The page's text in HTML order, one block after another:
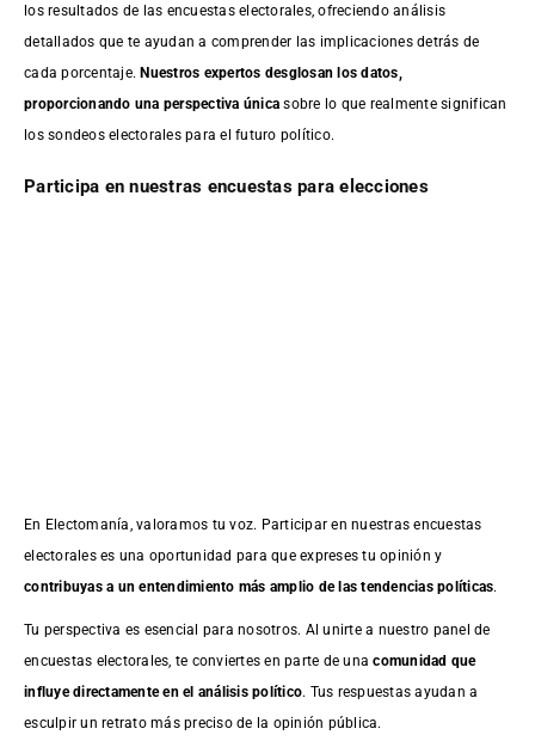
los resultados de las encuestas electorales, ofreciendo análisis
detallados que te ayudan a comprender las implicaciones detrás de
cada porcentaje.Nuestros expertos desglosan los datos,
proporcionando una perspectiva única sobre lo que realmente significan
los sondeos electorales para el futuro político.
Participa en nuestras encuestas para elecciones
En Electomanía, valoramos tu voz. Participar en nuestras encuestas
electorales es una oportunidad para que expreses tu opinión y
contribuyas a un entendimiento más amplio de las tendencias políticas.
Tu perspectiva es esencial para nosotros. Al unirte a nuestro panel de
encuestas electorales, te conviertes en parte de unacomunidad que
influye directamente en el análisis político. Tus respuestas ayudan a
esculpir un retrato más preciso de la opinión pública.